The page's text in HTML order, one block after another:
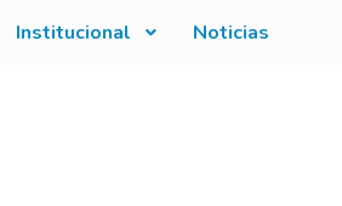
Institucional Noticias